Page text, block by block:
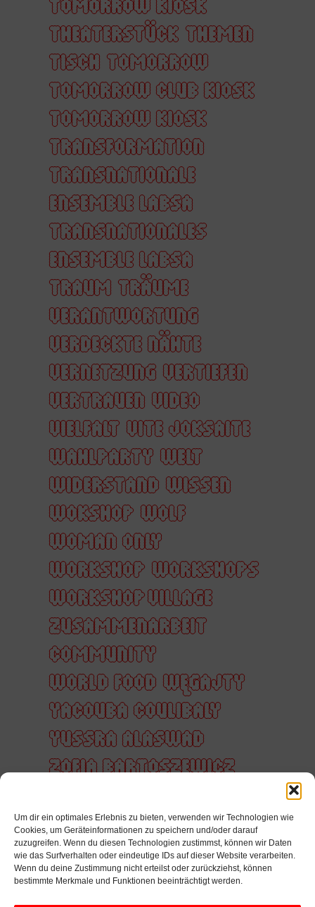
Um dir ein optimales Erlebnis zu bieten, verwenden wir Technologien wie
Cookies, um Geräteinformationen zu speichern und/oder darauf
zuzugreifen. Wenn du diesen Technologien zustimmst, können wir Daten
wie das Surfverhalten oder eindeutige IDs auf dieser Website verarbeiten.
Wenn du deine Zustimmung nicht erteilst oder zurückziehst, können
bestimmte Merkmale und Funktionen beeinträchtigt werden.
TOMORROW KIOSK
THEATERSTÜCK THEMEN
TISCH TOMORROW
TOMORROW CLUB KIOSK
TOMORROW KIOSK
TRANSFORMATION
TRANSNATIONALE
ENSEMBLE LABSA
TRANSNATIONALES
ENSEMBLE LABSA
TRAUM TRÄUME
VERANTWORTUNG
VERDECKTE NÄHTE
VERNETZUNG VERTIEFEN
VERTRAUEN VIDEO
VIELFALT VITE JOKSAITE
WAHLPARTY WELT
WIDERSTAND WISSEN
WOKSHOP WOLF
WOMAN ONLY
WORKSHOP WORKSHOPS
WORKSHOP VILLAGE
ZUSAMMENARBEIT
COMMUNITY
WORLD FOOD WĘGAJTY
YACOUBA COULIBALY
YUSSRA ALASWAD
ZOFIA BARTOSZEWICZ
ZUSAMMEN
ZUSAMMENARBEIT
ZÄRTLICHKEIT